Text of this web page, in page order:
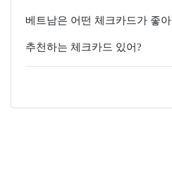
베트남은 어떤 체크카드가 좋아
추천하는 체크카드 있어?